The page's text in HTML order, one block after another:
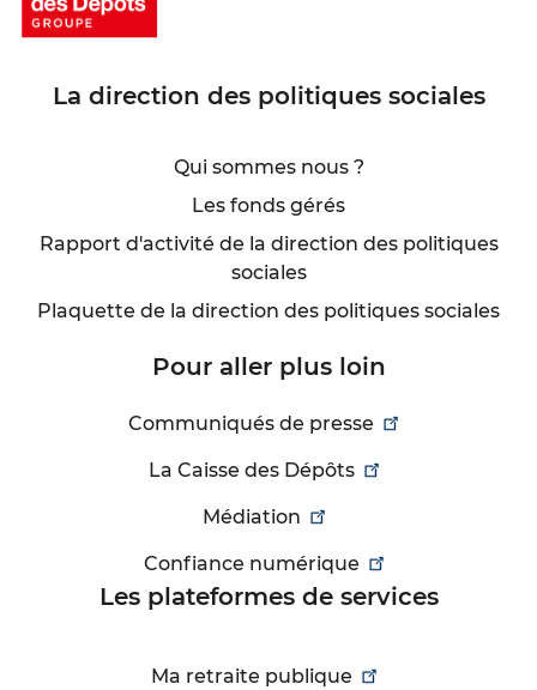
La direction des politiques sociales
Qui sommes nous ?
Les fonds gérés
Rapport d'activité de la direction des politiques
sociales
Plaquette de la direction des politiques sociales
Pour aller plus loin
Communiqués de presse
La Caisse des Dépôts
Médiation
Confiance numérique
Les plateformes de services
Ma retraite publique